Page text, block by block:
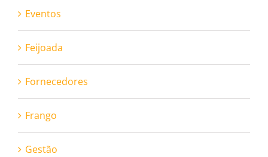
Eventos
Feijoada
Fornecedores
Frango
Gestão